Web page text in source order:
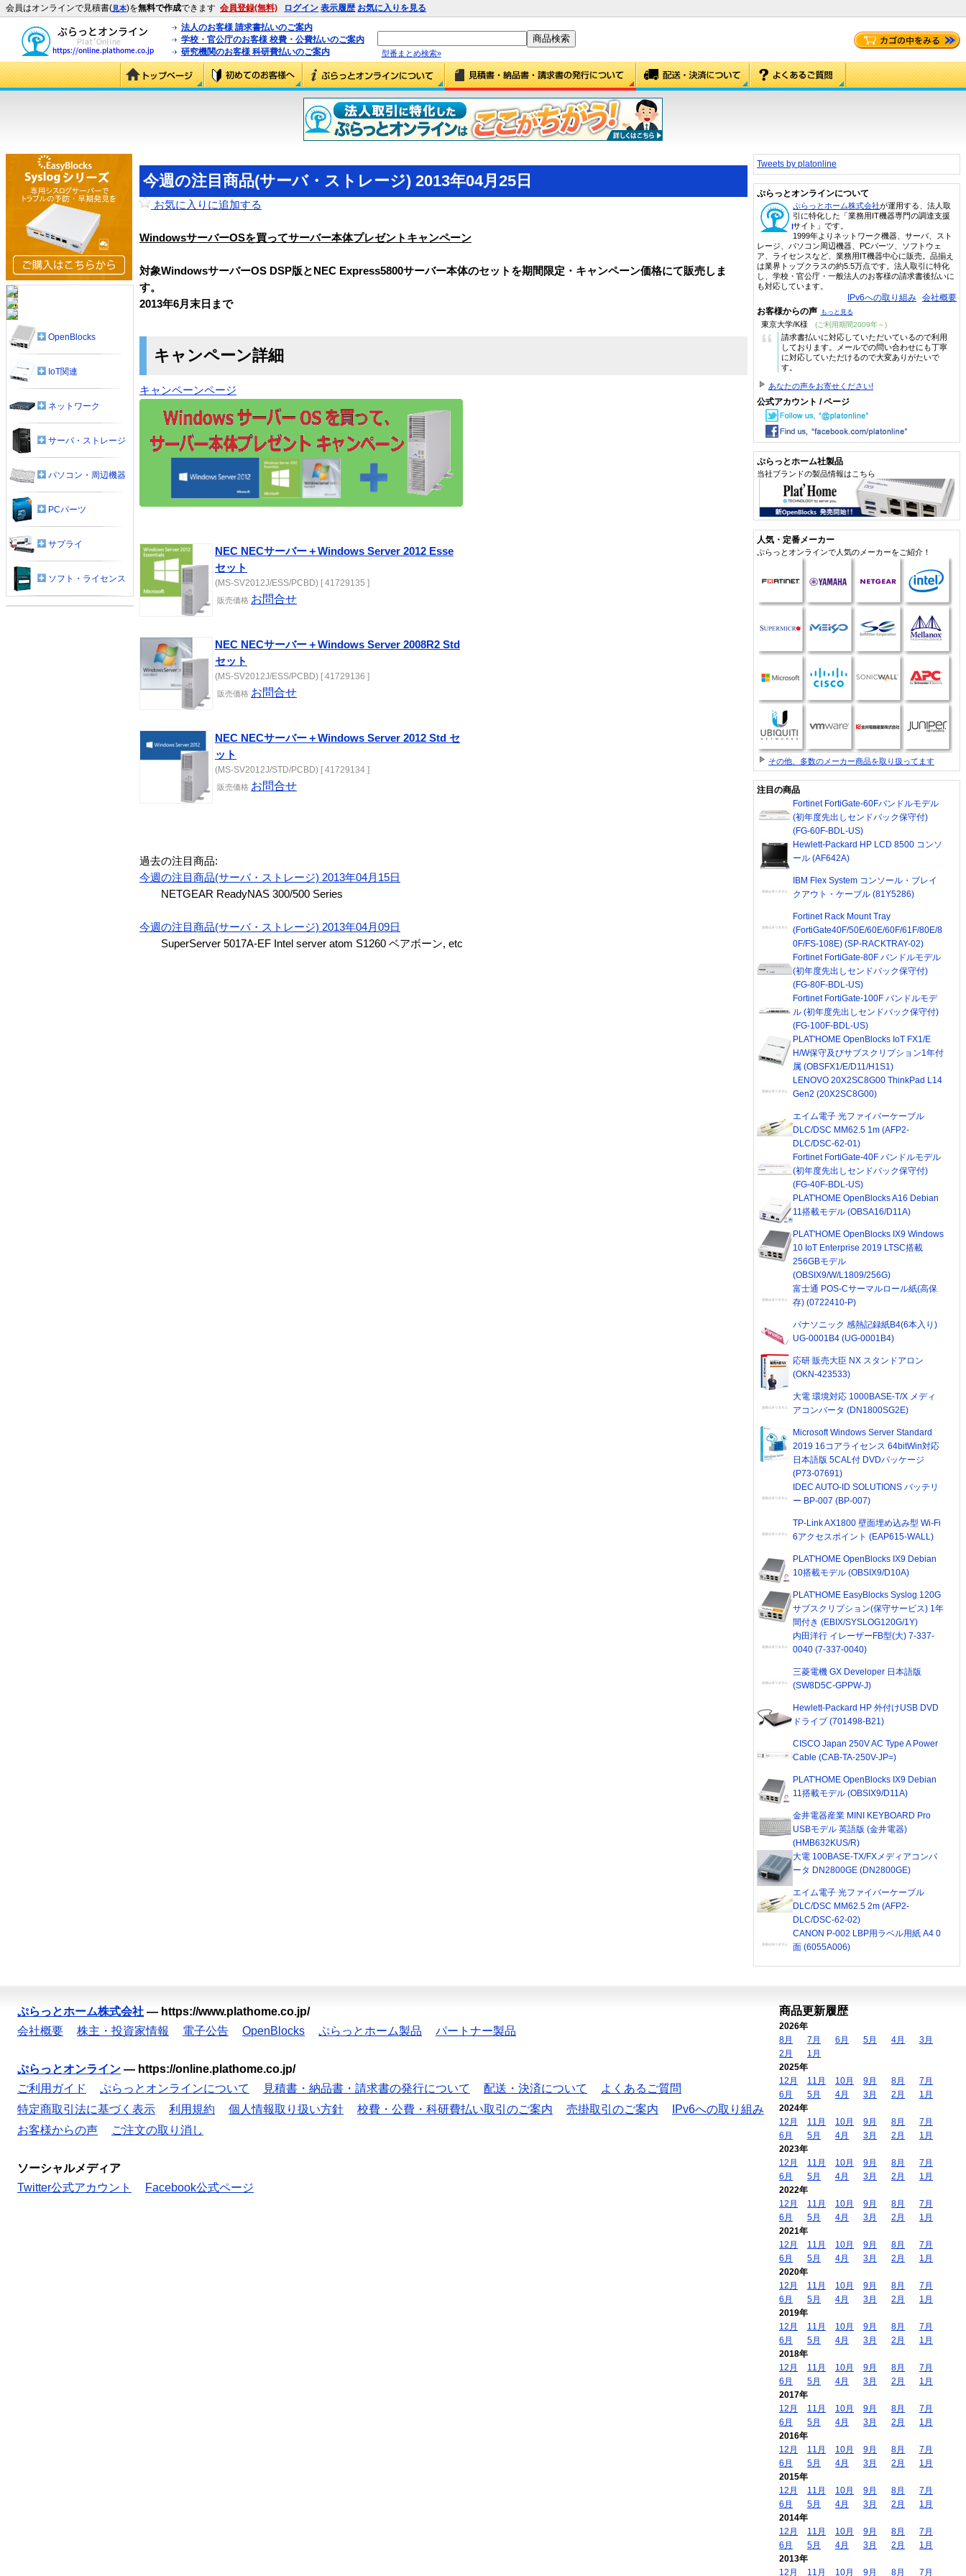
会員はオンラインで見積書(見本)を無料で作成できます 会員登録(無料) ログイン 表示履歴 お気に入りを見る
法人のお客様 請求書払いのご案内
学校・官公庁のお客様 校費・公費払いのご案内
研究機関のお客様 科研費払いのご案内
型番まとめ検索»
今週の注目商品(サーバ・ストレージ) 2013年04月25日
お気に入りに追加する
WindowsサーバーOSを買ってサーバー本体プレゼントキャンペーン
対象WindowsサーバーOS DSP版とNEC Express5800サーバー本体のセットを期間限定・キャンペーン価格にて販売しま
す。
2013年6月末日まで
キャンペーン詳細
キャンペーンページ
NEC NECサーバー＋Windows Server 2012 Esse
セット
(MS-SV2012J/ESS/PCBD) [ 41729135 ]
販売価格 お問合せ
NEC NECサーバー＋Windows Server 2008R2 Std
セット
(MS-SV2012J/ESS/PCBD) [ 41729136 ]
販売価格 お問合せ
NEC NECサーバー＋Windows Server 2012 Std セ
ット
(MS-SV2012J/STD/PCBD) [ 41729134 ]
販売価格 お問合せ
過去の注目商品:
今週の注目商品(サーバ・ストレージ) 2013年04月15日
NETGEAR ReadyNAS 300/500 Series
今週の注目商品(サーバ・ストレージ) 2013年04月09日
SuperServer 5017A-EF Intel server atom S1260 ベアボーン, etc
OpenBlocks
IoT関連
ネットワーク
サーバ・ストレージ
パソコン・周辺機器
PCパーツ
サプライ
ソフト・ライセンス
Tweets by platonline
ぷらっとオンラインについて
ぷらっとホーム株式会社が運用する、法人取
引に特化した「業務用IT機器専門の調達支援
サイト」です。
1999年よりネットワーク機器、サーバ、スト
レージ、パソコン周辺機器、PCパーツ、ソフトウェ
ア、ライセンスなど、業務用IT機器中心に販売。品揃え
は業界トップクラスの約5.5万点です。法人取引に特化
し、学校・官公庁・一般法人のお客様の請求書後払いに
も対応しています。
IPv6への取り組み 会社概要
お客様からの声 もっと見る
東京大学/K様 (ご利用期間2009年～)
“
請求書払いに対応していただいているので利用
しております。メールでの問い合わせにも丁寧
に対応していただけるので大変ありがたいで
す。
あなたの声をお寄せください!
公式アカウント / ページ
ぷらっとホーム社製品
当社ブランドの製品情報はこちら
人気・定番メーカー
ぷらっとオンラインで人気のメーカーをご紹介！
その他、多数のメーカー商品を取り扱ってます
注目の商品
Fortinet FortiGate-60Fバンドルモデル
(初年度先出しセンドバック保守付)
(FG-60F-BDL-US)
Hewlett-Packard HP LCD 8500 コンソ
ール (AF642A)
IBM Flex System コンソール・ブレイ
クアウト・ケーブル (81Y5286)
Fortinet Rack Mount Tray
(FortiGate40F/50E/60E/60F/61F/80E/8
0F/FS-108E) (SP-RACKTRAY-02)
Fortinet FortiGate-80F バンドルモデル
(初年度先出しセンドバック保守付)
(FG-80F-BDL-US)
Fortinet FortiGate-100F バンドルモデ
ル (初年度先出しセンドバック保守付)
(FG-100F-BDL-US)
PLAT'HOME OpenBlocks IoT FX1/E
H/W保守及びサブスクリプション1年付
属 (OBSFX1/E/D11/H1S1)
LENOVO 20X2SC8G00 ThinkPad L14
Gen2 (20X2SC8G00)
エイム電子 光ファイバーケーブル
DLC/DSC MM62.5 1m (AFP2-
DLC/DSC-62-01)
Fortinet FortiGate-40F バンドルモデル
(初年度先出しセンドバック保守付)
(FG-40F-BDL-US)
PLAT'HOME OpenBlocks A16 Debian
11搭載モデル (OBSA16/D11A)
PLAT'HOME OpenBlocks IX9 Windows
10 IoT Enterprise 2019 LTSC搭載
256GBモデル
(OBSIX9/W/L1809/256G)
富士通 POS-Cサーマルロール紙(高保
存) (0722410-P)
パナソニック 感熱記録紙B4(6本入り)
UG-0001B4 (UG-0001B4)
応研 販売大臣 NX スタンドアロン
(OKN-423533)
大電 環境対応 1000BASE-T/X メディ
アコンバータ (DN1800SG2E)
Microsoft Windows Server Standard
2019 16コアライセンス 64bitWin対応
日本語版 5CAL付 DVDパッケージ
(P73-07691)
IDEC AUTO-ID SOLUTIONS バッテリ
ー BP-007 (BP-007)
TP-Link AX1800 壁面埋め込み型 Wi-Fi
6アクセスポイント (EAP615-WALL)
PLAT'HOME OpenBlocks IX9 Debian
10搭載モデル (OBSIX9/D10A)
PLAT'HOME EasyBlocks Syslog 120G
サブスクリプション(保守サービス) 1年
間付き (EBIX/SYSLOG120G/1Y)
内田洋行 イレーザーFB型(大) 7-337-
0040 (7-337-0040)
三菱電機 GX Developer 日本語版
(SW8D5C-GPPW-J)
Hewlett-Packard HP 外付けUSB DVD
ドライブ (701498-B21)
CISCO Japan 250V AC Type A Power
Cable (CAB-TA-250V-JP=)
PLAT'HOME OpenBlocks IX9 Debian
11搭載モデル (OBSIX9/D11A)
金井電器産業 MINI KEYBOARD Pro
USBモデル 英語版 (金井電器)
(HMB632KUS/R)
大電 100BASE-TX/FXメディアコンバ
ータ DN2800GE (DN2800GE)
エイム電子 光ファイバーケーブル
DLC/DSC MM62.5 2m (AFP2-
DLC/DSC-62-02)
CANON P-002 LBP用ラベル用紙 A4 0
面 (6055A006)
ぷらっとホーム株式会社 — https://www.plathome.co.jp/
会社概要
株主・投資家情報 電子公告 OpenBlocks ぷらっとホーム製品 パートナー製品
ぷらっとオンライン — https://online.plathome.co.jp/
ご利用ガイド
ぷらっとオンラインについて 見積書・納品書・請求書の発行について 配送・決済について
よくあるご質問
特定商取引法に基づく表示
利用規約 個人情報取り扱い方針 校費・公費・科研費払い取引のご案内 売掛取引のご案内
IPv6への取り組み
お客様からの声
ご注文の取り消し
ソーシャルメディア
Twitter公式アカウント
Facebook公式ページ
商品更新履歴
2026年
8月
7月 6月 5月 4月
3月
2月
1月
2025年
12月
11月 10月 9月 8月
7月
6月
5月 4月 3月 2月
1月
2024年
12月
11月 10月 9月 8月
7月
6月
5月 4月 3月 2月
1月
2023年
12月
11月 10月 9月 8月
7月
6月
5月 4月 3月 2月
1月
2022年
12月
11月 10月 9月 8月
7月
6月
5月 4月 3月 2月
1月
2021年
12月
11月 10月 9月 8月
7月
6月
5月 4月 3月 2月
1月
2020年
12月
11月 10月 9月 8月
7月
6月
5月 4月 3月 2月
1月
2019年
12月
11月 10月 9月 8月
7月
6月
5月 4月 3月 2月
1月
2018年
12月
11月 10月 9月 8月
7月
6月
5月 4月 3月 2月
1月
2017年
12月
11月 10月 9月 8月
7月
6月
5月 4月 3月 2月
1月
2016年
12月
11月 10月 9月 8月
7月
6月
5月 4月 3月 2月
1月
2015年
12月
11月 10月 9月 8月
7月
6月
5月 4月 3月 2月
1月
2014年
12月
11月 10月 9月 8月
7月
6月
5月 4月 3月 2月
1月
2013年
12月
11月 10月 9月 8月 7月